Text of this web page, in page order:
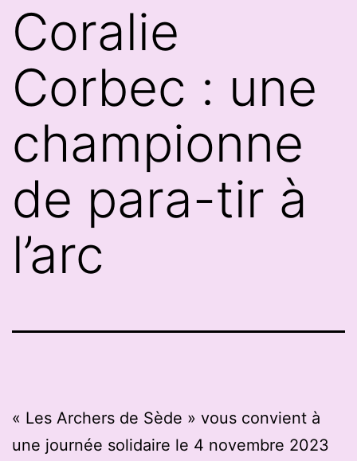
Coralie
Corbec : une
championne
de para-tir à
l’arc
« Les Archers de Sède » vous convient à
une journée solidaire le 4 novembre 2023